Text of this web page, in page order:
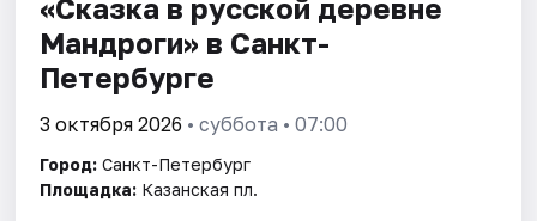
«Сказка в русской деревне
Мандроги» в Санкт-
Петербурге
3 октября 2026 • суббота • 07:00
Город: Санкт-Петербург
Площадка: Казанская пл.